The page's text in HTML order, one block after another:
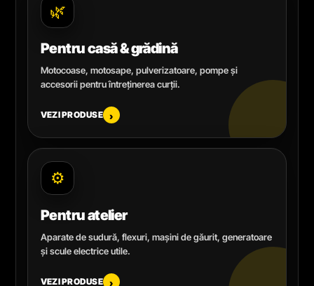
🌿
Pentru casă & grădină
Motocoase, motosape, pulverizatoare, pompe și
accesorii pentru întreținerea curții.
VEZI PRODUSE ›
⚙️
Pentru atelier
Aparate de sudură, flexuri, mașini de găurit, generatoare
și scule electrice utile.
VEZI PRODUSE ›